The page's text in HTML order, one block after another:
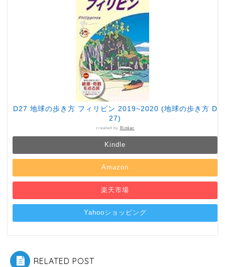
D27 地球の歩き方 フィリピン 2019~2020 (地球の歩き方 D
27)
created by Rinker
Kindle
Amazon
楽天市場
Yahooショッピング
RELATED POST